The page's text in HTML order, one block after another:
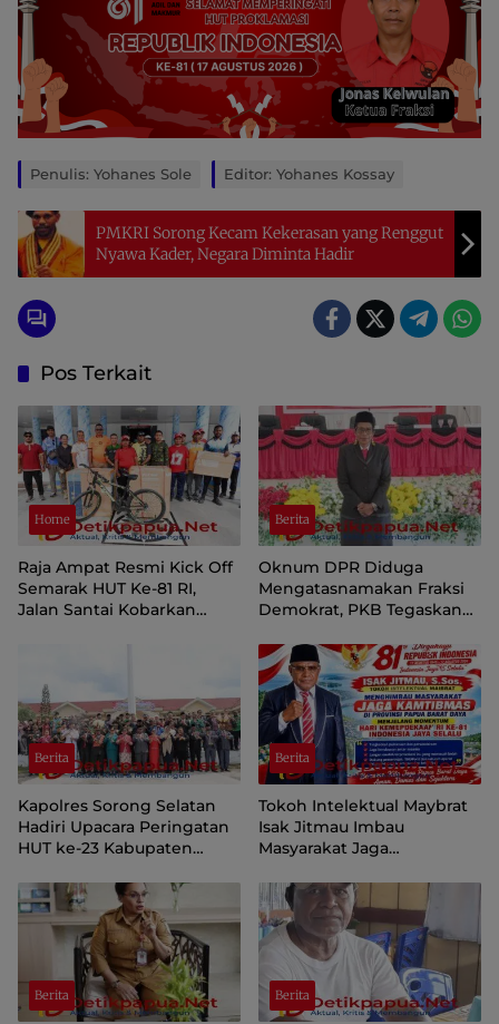
Penulis: Yohanes Sole Editor: Yohanes Kossay
PMKRI Sorong Kecam Kekerasan yang Renggut
Nyawa Kader, Negara Diminta Hadir
Pos Terkait
Home
Raja Ampat Resmi Kick Off
Semarak HUT Ke-81 RI,
Jalan Santai Kobarkan
Berita
Oknum DPR Diduga
Mengatasnamakan Fraksi
Demokrat, PKB Tegaskan
Papua Pegunungan
Berita
Kapolres Sorong Selatan
Hadiri Upacara Peringatan
HUT ke-23 Kabupaten
Berita
Tokoh Intelektual Maybrat
Isak Jitmau Imbau
Masyarakat Jaga
81 Kemerdekaan RI
Berita Berita